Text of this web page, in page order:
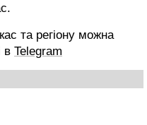
та регіону можна
в Telegram